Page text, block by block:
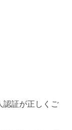
認証が正しくご